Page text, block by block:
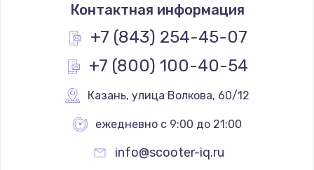
Контактная информация
+7 (843) 254-45-07
+7 (800) 100-40-54
Казань, улица Волкова, 60/12
ежедневно с 9:00 до 21:00
info@scooter-iq.ru